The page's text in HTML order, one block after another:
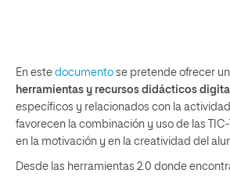
En este documento se pretende ofrecer
herramientas y recursos didácticos
específicos y relacionados con la
favorecen la combinación y uso de las
en la motivación y en la creatividad del
Desde las herramientas 2.0 donde